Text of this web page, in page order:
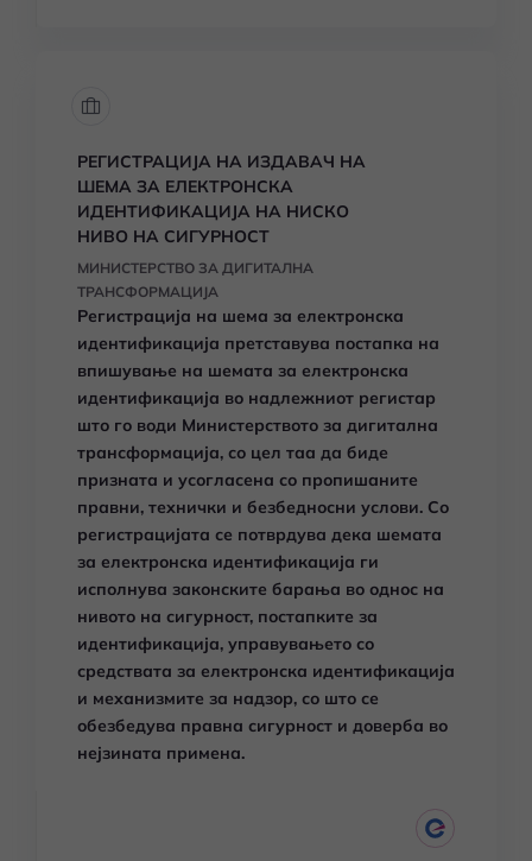
РЕГИСТРАЦИЈА НА ИЗДАВАЧ НА
ШЕМА ЗА ЕЛЕКТРОНСКА
ИДЕНТИФИКАЦИЈА НА НИСКО
НИВО НА СИГУРНОСТ
МИНИСТЕРСТВО ЗА ДИГИТАЛНА
ТРАНСФОРМАЦИЈА
Регистрација на шема за електронска
идентификација претставува постапка на
впишување на шемата за електронска
идентификација во надлежниот регистар
што го води Министерството за дигитална
трансформација, со цел таа да биде
призната и усогласена со пропишаните
правни, технички и безбедносни услови. Со
регистрацијата се потврдува дека шемата
за електронска идентификација ги
исполнува законските барања во однос на
нивото на сигурност, постапките за
идентификација, управувањето со
средствата за електронска идентификација
и механизмите за надзор, со што се
обезбедува правна сигурност и доверба во
нејзината примена.